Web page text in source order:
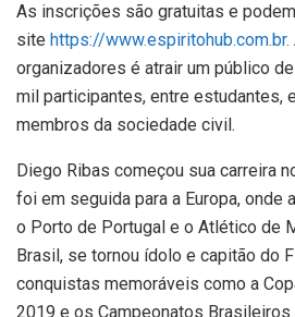
As inscrições são gratuitas e
site https://www.espiritohub.com.br.
organizadores é atrair um público
mil participantes, entre estudantes,
membros da sociedade civil.
Diego Ribas começou sua carreira
foi em seguida para a Europa, onde
o Porto de Portugal e o Atlético de
Brasil, se tornou ídolo e capitão do
conquistas memoráveis como a
2019 e os Campeonatos